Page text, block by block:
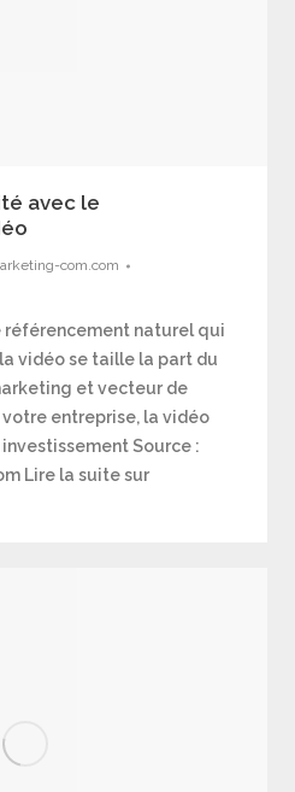
avec le
com.com
référencement naturel qui
vidéo se taille la part du
et vecteur de
votre entreprise, la vidéo
Source :
Lire la suite sur